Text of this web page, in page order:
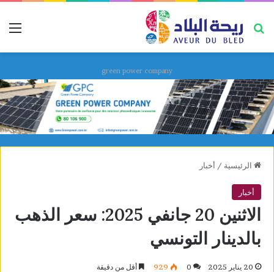
بحث عن
green power company
الرئيسية / أخبار
أخبار
الاثنين 20 جانفي 2025: سعر الذهب
بالدينار التونسي
20 يناير 2025 0
929 أقل من دقيقة